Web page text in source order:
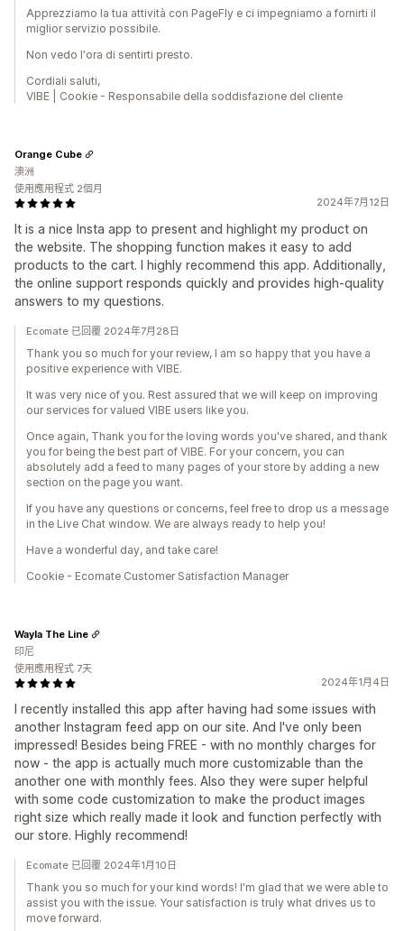
Apprezziamo la tua attività con PageFly e ci impegniamo a fornirti il ​​
miglior servizio possibile.
Non vedo l'ora di sentirti presto.
Cordiali saluti,
VIBE | Cookie - Responsabile della soddisfazione del cliente
2024年7月12日
It is a nice Insta app to present and highlight my product on
the website. The shopping function makes it easy to add
products to the cart. I highly recommend this app. Additionally,
the online support responds quickly and provides high-quality
answers to my questions.
Orange Cube
澳洲
使用應用程式 2個月
Ecomate 已回覆 2024年7月28日
Thank you so much for your review, I am so happy that you have a
positive experience with VIBE.
It was very nice of you. Rest assured that we will keep on improving
our services for valued VIBE users like you.
Once again, Thank you for the loving words you've shared, and thank
you for being the best part of VIBE. For your concern, you can
absolutely add a feed to many pages of your store by adding a new
section on the page you want.
If you have any questions or concerns, feel free to drop us a message
in the Live Chat window. We are always ready to help you!
Have a wonderful day, and take care!
Cookie - Ecomate Customer Satisfaction Manager
2024年1月4日
I recently installed this app after having had some issues with
another Instagram feed app on our site. And I've only been
impressed! Besides being FREE - with no monthly charges for
now - the app is actually much more customizable than the
another one with monthly fees. Also they were super helpful
with some code customization to make the product images
right size which really made it look and function perfectly with
our store. Highly recommend!
Wayla The Line
印尼
使用應用程式 7天
Ecomate 已回覆 2024年1月10日
Thank you so much for your kind words! I'm glad that we were able to
assist you with the issue. Your satisfaction is truly what drives us to
move forward.